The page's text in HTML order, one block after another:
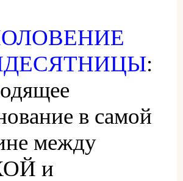
:
в самой
между
и